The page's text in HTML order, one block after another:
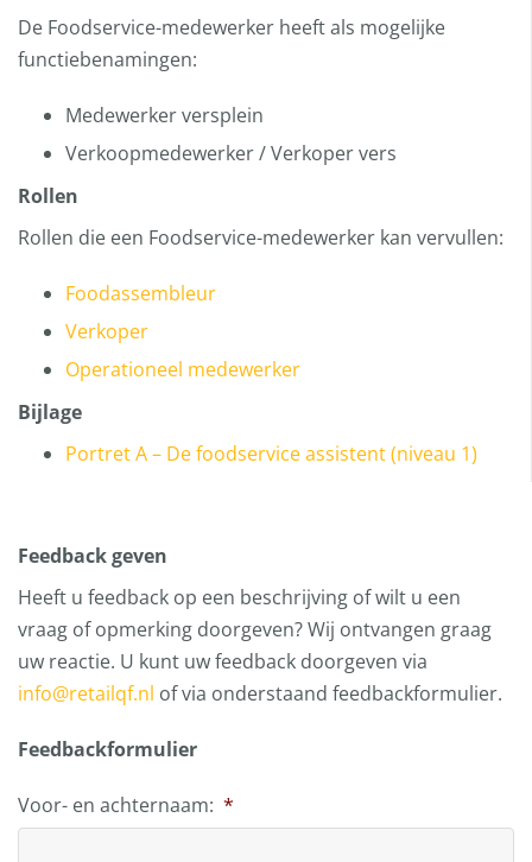
De Foodservice-medewerker heeft als mogelijke
functiebenamingen:
Medewerker versplein
Verkoopmedewerker / Verkoper vers
Rollen
Rollen die een Foodservice-medewerker kan vervullen:
Foodassembleur
Verkoper
Operationeel medewerker
Bijlage
Portret A – De foodservice assistent (niveau 1)
Feedback geven
Heeft u feedback op een beschrijving of wilt u een
vraag of opmerking doorgeven? Wij ontvangen graag
uw reactie. U kunt uw feedback doorgeven via
info@retailqf.nl of via onderstaand feedbackformulier.
Feedbackformulier
Voor- en achternaam: *